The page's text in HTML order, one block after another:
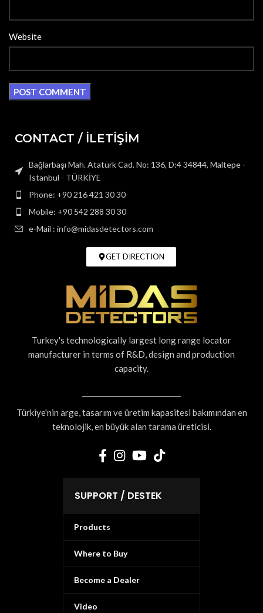
Website
CONTACT / İLETİŞİM
Bağlarbaşı Mah. Atatürk Cad. No: 136, D:4 34844, Maltepe -
Istanbul - TÜRKİYE
Phone: +90 216 421 30 30
Mobile: +90 542 288 30 30
e-Mail : info@midasdetectors.com
GET DIRECTION
Turkey's technologically largest long range locator
manufacturer in terms of R&D, design and production
capacity.
Türkiye'nin arge, tasarım ve üretim kapasitesi bakımından en
teknolojik, en büyük alan tarama üreticisi.
SUPPORT / DESTEK
Products
Where to Buy
Become a Dealer
Video